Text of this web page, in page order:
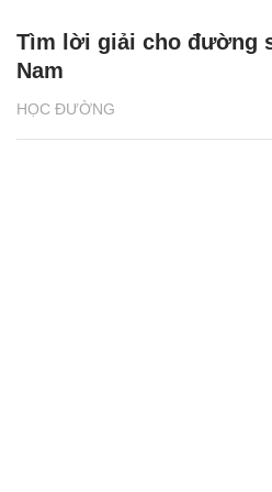
HỌC ĐƯỜNG
Tìm lời giải cho đường
Nam